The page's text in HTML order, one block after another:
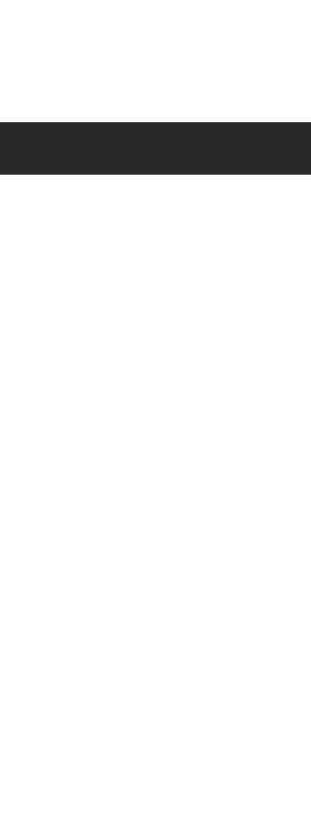
21'' (530 мм)